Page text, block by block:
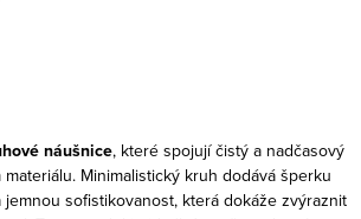
náušnice, které spojují čistý a nadčasový
Minimalistický kruh dodává šperku
sofistikovanost, která dokáže zvýraznit